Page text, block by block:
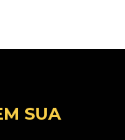
SUA